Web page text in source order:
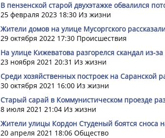
В пензенской старой двухэтажке обвалился
25 февраля 2023 18:30 Из жизни
Жители домов на улице Мусоргского
29 октября 2022 17:30 Происшествия
На улице Кижеватова разгорелся скандал из-
23 ноября 2021 20:31 Из жизни
Среди хозяйственных построек на Саранской
30 октября 2021 16:00 Из жизни
Старый сарай в Коммунистическом проезде
8 июля 2021 21:04 Из жизни
Жители улицы Кордон Студеный боятся сноса
20 апреля 2021 18:06 Общество